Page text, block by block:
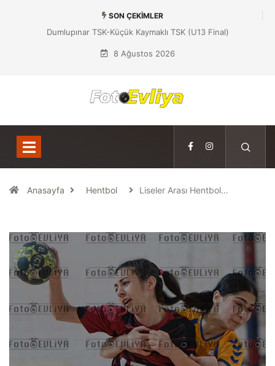
SON ÇEKIMLER
Dumlupınar TSK-Küçük Kaymaklı TSK (U13 Final)
8 Ağustos 2026
Anasayfa Hentbol Liseler Arası Hentbol…